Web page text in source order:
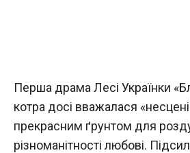
Перша драма Лесі Українки
котра досі вважалася
прекрасним ґрунтом для
різноманітності любові.